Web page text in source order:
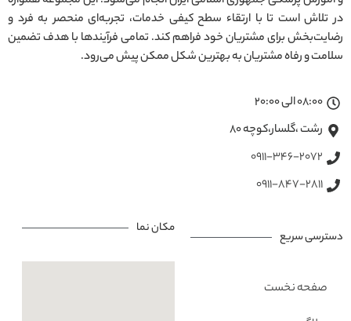
در تلاش است تا با ارتقاء سطح کیفی خدمات، تجربه‌ای منحصر به فرد و
رضایت‌بخش برای مشتریان خود فراهم کند. تمامی فرآیندها با هدف تضمین
سلامت و رفاه مشتریان به بهترین شکل ممکن پیش می‌رود.
08:00 الی 20:00
رشت ،گلسار،کوچه ۸۰
0911-346-2072
0911-847-2811
دسترسی سریع
صفحه نخست
مکان نما